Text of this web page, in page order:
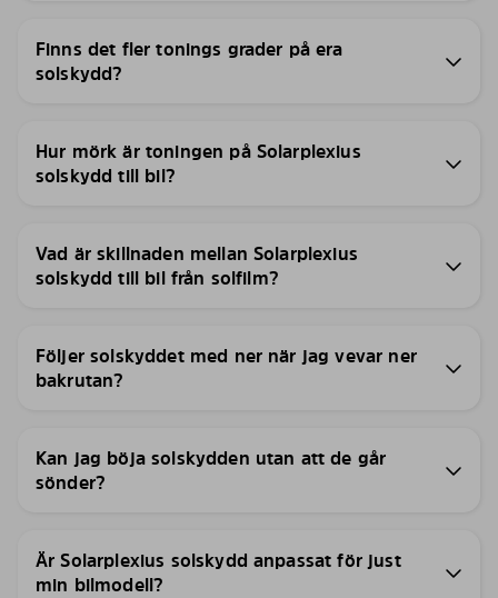
Finns det fler tonings grader på era
solskydd?
Hur mörk är toningen på Solarplexius
solskydd till bil?
Vad är skillnaden mellan Solarplexius
solskydd till bil från solfilm?
Följer solskyddet med ner när jag vevar ner
bakrutan?
Kan jag böja solskydden utan att de går
sönder?
Är Solarplexius solskydd anpassat för just
min bilmodell?